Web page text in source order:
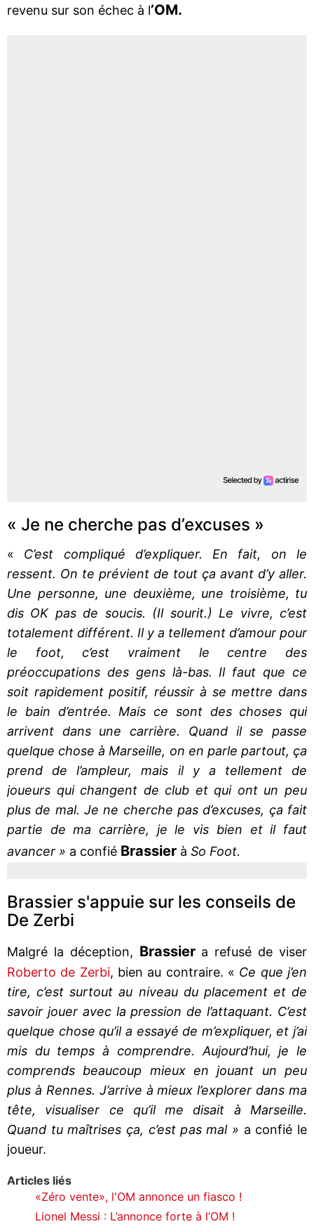
revenu sur son échec à l’OM.
« Je ne cherche pas d’excuses »
« C’est compliqué d’expliquer. En fait, on le
ressent. On te prévient de tout ça avant d’y aller.
Une personne, une deuxième, une troisième, tu
dis OK pas de soucis. (Il sourit.) Le vivre, c’est
totalement différent. Il y a tellement d’amour pour
le foot, c’est vraiment le centre des
préoccupations des gens là-bas. Il faut que ce
soit rapidement positif, réussir à se mettre dans
le bain d’entrée. Mais ce sont des choses qui
arrivent dans une carrière. Quand il se passe
quelque chose à Marseille, on en parle partout, ça
prend de l’ampleur, mais il y a tellement de
joueurs qui changent de club et qui ont un peu
plus de mal. Je ne cherche pas d’excuses, ça fait
partie de ma carrière, je le vis bien et il faut
avancer » a confié Brassier à So Foot.
Brassier s'appuie sur les conseils de
De Zerbi
Malgré la déception, Brassier a refusé de viser
Roberto de Zerbi, bien au contraire. « Ce que j’en
tire, c’est surtout au niveau du placement et de
savoir jouer avec la pression de l’attaquant. C’est
quelque chose qu’il a essayé de m’expliquer, et j’ai
mis du temps à comprendre. Aujourd’hui, je le
comprends beaucoup mieux en jouant un peu
plus à Rennes. J’arrive à mieux l’explorer dans ma
tête, visualiser ce qu’il me disait à Marseille.
Quand tu maîtrises ça, c’est pas mal » a confié le
joueur.
Articles liés
«Zéro vente», l'OM annonce un fiasco !
Lionel Messi : L’annonce forte à l’OM !